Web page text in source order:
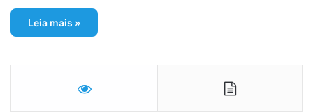
Leia mais »